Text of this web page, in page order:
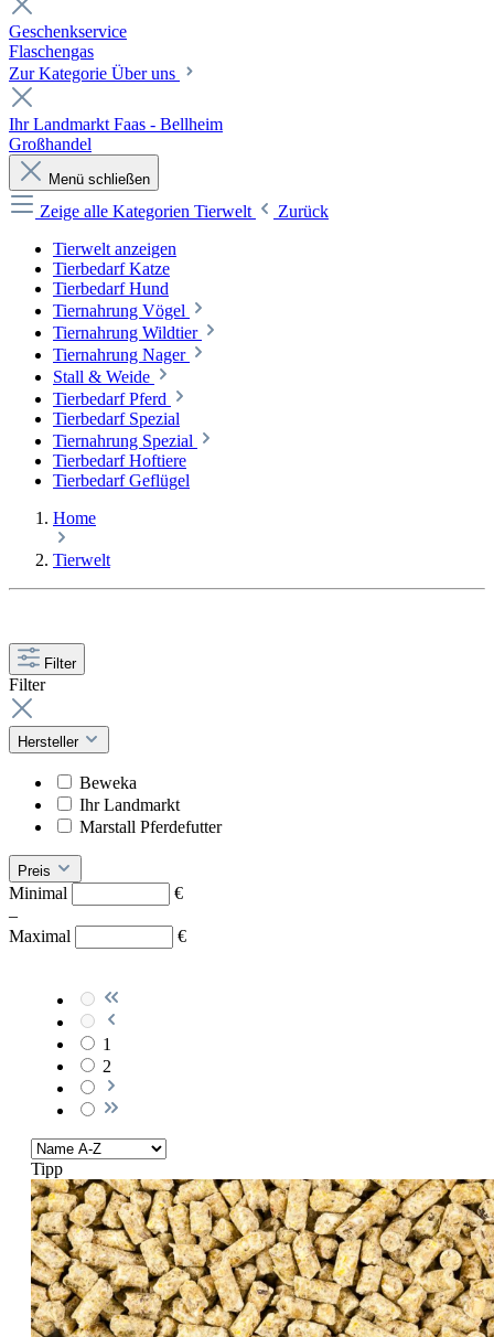
Geschenkservice
Flaschengas
Zur Kategorie Über uns
Ihr Landmarkt Faas - Bellheim
Großhandel
Menü schließen
Zeige alle Kategorien Tierwelt
Zurück
Tierwelt anzeigen
Tierbedarf Katze
Tierbedarf Hund
Tiernahrung Vögel
Tiernahrung Wildtier
Tiernahrung Nager
Stall & Weide
Tierbedarf Pferd
Tierbedarf Spezial
Tiernahrung Spezial
Tierbedarf Hoftiere
Tierbedarf Geflügel
Home
Tierwelt
Filter
Filter
Hersteller
Beweka
Ihr Landmarkt
Marstall Pferdefutter
Preis
Minimal
€
–
Maximal
€
1
2
Tipp